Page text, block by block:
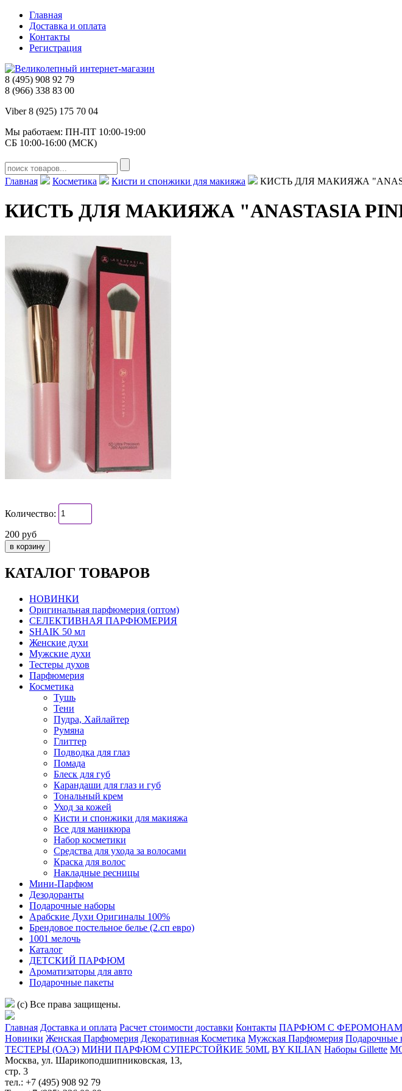
Главная
Доставка и оплата
Контакты
Регистрация
8 (495) 908 92 79
8 (966) 338 83 00
Viber 8 (925) 175 70 04
Мы работаем: ПН-ПТ 10:00-19:00
СБ 10:00-16:00 (МСК)
Главная Косметика Кисти и спонжики для макияжа КИСТЬ ДЛЯ МАКИЯЖА
КИСТЬ ДЛЯ МАКИЯЖА "ANASTASIA
Количество:
200 руб
КАТАЛОГ ТОВАРОВ
НОВИНКИ
Оригинальная парфюмерия (оптом)
СЕЛЕКТИВНАЯ ПАРФЮМЕРИЯ
SHAIK 50 мл
Женские духи
Мужские духи
Тестеры духов
Парфюмерия
Косметика
Тушь
Тени
Пудра, Хайлайтер
Румяна
Глиттер
Подводка для глаз
Помада
Блеск для губ
Карандаши для глаз и губ
Тональный крем
Уход за кожей
Кисти и спонжики для макияжа
Все для маникюра
Набор косметики
Средства для ухода за волосами
Краска для волос
Накладные ресницы
Мини-Парфюм
Дезодоранты
Подарочные наборы
Арабские Духи Оригиналы 100%
Брендовое постельное белье (2.сп евро)
1001 мелочь
Каталог
ДЕТСКИЙ ПАРФЮМ
Ароматизаторы для авто
Подарочные пакеты
(c) Все права защищены.
Главная Доставка и оплата Расчет стоимости доставки Контакты ПАРФЮМ С
Новинки Женская Парфюмерия Декоративная Косметика Мужская Парфюмерия Подарочные
ТЕСТЕРЫ (ОАЭ) МИНИ ПАРФЮМ СУПЕРСТОЙКИЕ 50ML BY KILIAN Наборы Gillette
Москва, ул. Шарикоподшипниковская, 13,
стр. 3
тел.: +7 (495) 908 92 79